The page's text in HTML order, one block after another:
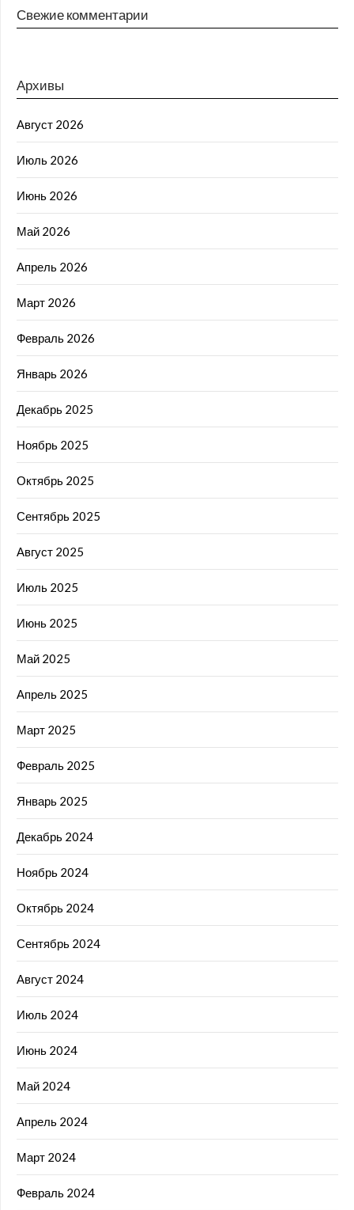
Свежие комментарии
Архивы
Август 2026
Июль 2026
Июнь 2026
Май 2026
Апрель 2026
Март 2026
Февраль 2026
Январь 2026
Декабрь 2025
Ноябрь 2025
Октябрь 2025
Сентябрь 2025
Август 2025
Июль 2025
Июнь 2025
Май 2025
Апрель 2025
Март 2025
Февраль 2025
Январь 2025
Декабрь 2024
Ноябрь 2024
Октябрь 2024
Сентябрь 2024
Август 2024
Июль 2024
Июнь 2024
Май 2024
Апрель 2024
Март 2024
Февраль 2024